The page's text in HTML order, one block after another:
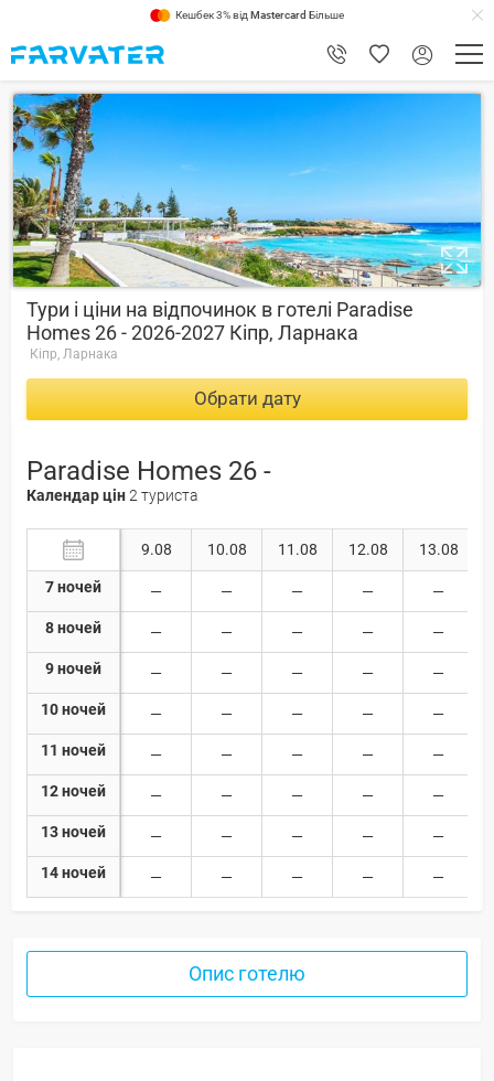
Кешбек 3% від Mastercard Більше
Тури і ціни на відпочинок в готелі Paradise
Homes 26 - 2026-2027 Кіпр, Ларнака
Кіпр, Ларнака
Обрати дату
Paradise Homes 26 -
Календар цін2 туриста
7 ночей
8 ночей
9 ночей
10 ночей
11 ночей
12 ночей
13 ночей
14 ночей
9.08 10.08 11.08 12.08 13.08
Опис готелю